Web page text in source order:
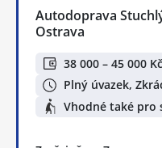
Autodoprava
Ostrava
38 000 – 45 000 Kč
Plný úvazek,
Vhodné také pro